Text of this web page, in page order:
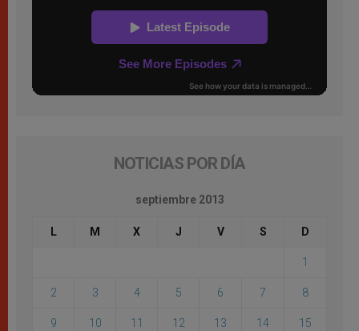
NOTICIAS POR DÍA
septiembre 2013
L M X J V S D
1
2 3 4 5 6 7 8
9 10 11 12 13 14 15